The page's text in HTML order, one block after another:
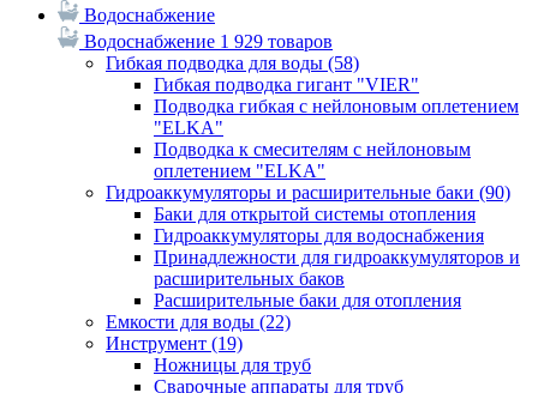
Водоснабжение
Водоснабжение 1 929 товаров
Гибкая подводка для воды (58)
Гибкая подводка гигант "VIER"
Подводка гибкая с нейлоновым оплетением
"ELKA"
Подводка к смесителям с нейлоновым
оплетением "ELKA"
Гидроаккумуляторы и расширительные баки (90)
Баки для открытой системы отопления
Гидроаккумуляторы для водоснабжения
Принадлежности для гидроаккумуляторов и
расширительных баков
Расширительные баки для отопления
Емкости для воды (22)
Инструмент (19)
Ножницы для труб
Сварочные аппараты для труб